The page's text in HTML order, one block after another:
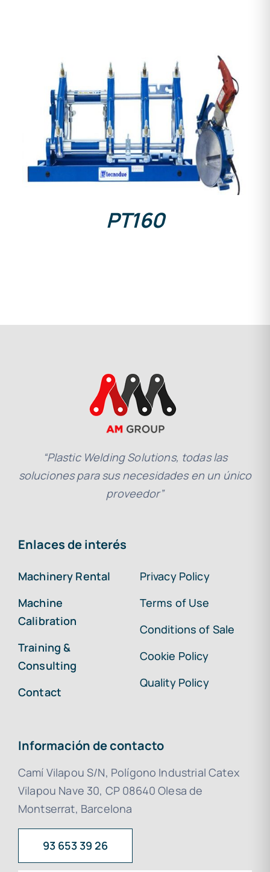
DETAILS
PT160
“Plastic Welding Solutions, todas las
soluciones para sus necesidades en un único
proveedor”
Enlaces de interés
Machinery Rental
Machine
Calibration
Training &
Consulting
Contact
Privacy Policy
Terms of Use
Conditions of Sale
Cookie Policy
Quality Policy
Información de contacto
Camí Vilapou S/N, Polígono Industrial Catex
Vilapou Nave 30, CP 08640 Olesa de
Montserrat, Barcelona
93 653 39 26